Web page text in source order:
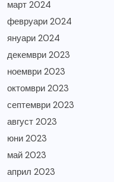
март 2024
февруари 2024
януари 2024
декември 2023
ноември 2023
октомври 2023
септември 2023
август 2023
юни 2023
май 2023
април 2023